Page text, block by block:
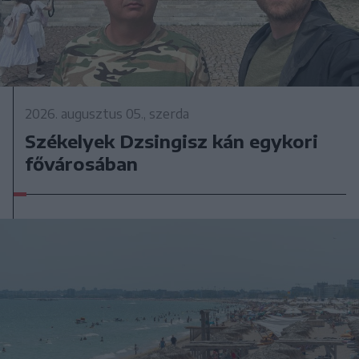
2026. augusztus 05., szerda
Székelyek Dzsingisz kán egykori
fővárosában